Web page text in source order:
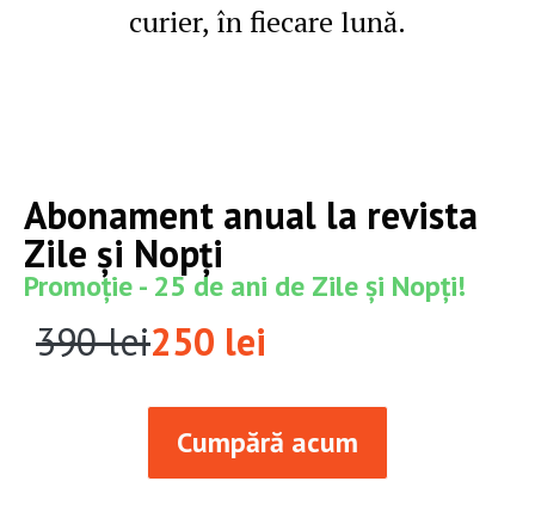
curier, în fiecare lună.
Abonament anual la revista
Zile și Nopți
Promoție - 25 de ani de Zile și Nopți!
390 lei250 lei
Cumpără acum